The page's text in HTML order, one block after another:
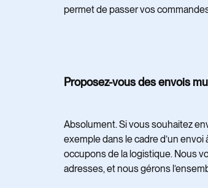
permet de passer vos
Proposez-vous des envois
Absolument. Si vous souhaitez
exemple dans le cadre d’un
occupons de la logistique. Nous
adresses, et nous gérons